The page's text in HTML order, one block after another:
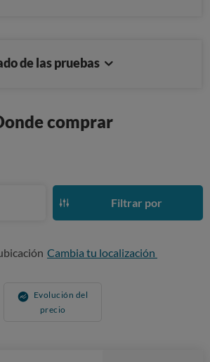
de las pruebas
comprar
Filtrar por
Cambia tu localización
Evolución del
precio